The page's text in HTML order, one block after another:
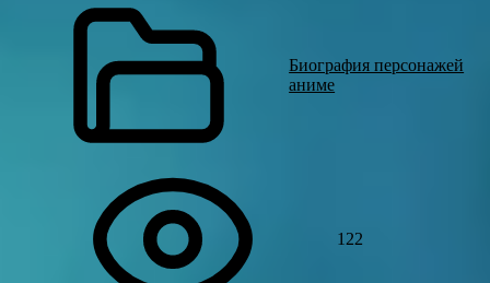
Биография персонажей
аниме
122